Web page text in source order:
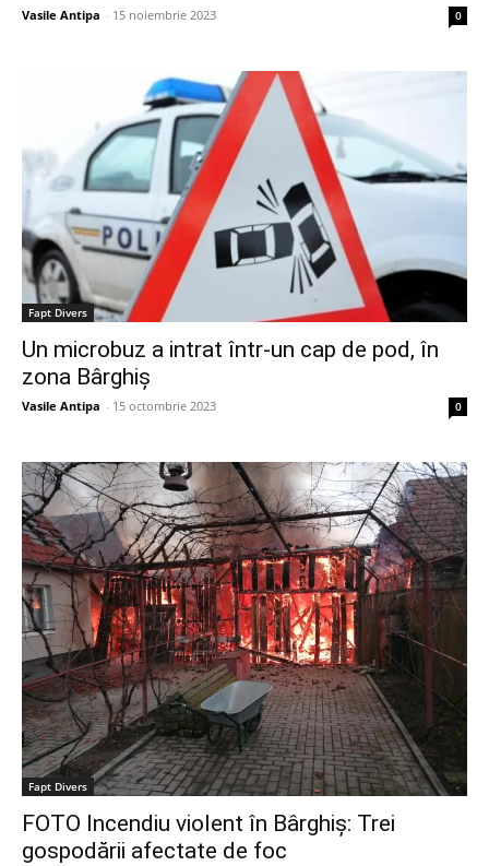
Vasile Antipa - 15 noiembrie 2023 0
Fapt Divers
Un microbuz a intrat într-un cap de pod, în
zona Bârghiș
Vasile Antipa - 15 octombrie 2023 0
Fapt Divers
FOTO Incendiu violent în Bârghiș: Trei
gospodării afectate de foc